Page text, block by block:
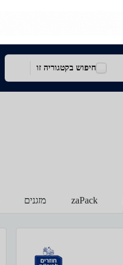
חיפוש בקטגוריה זו
zaPack מזגנים